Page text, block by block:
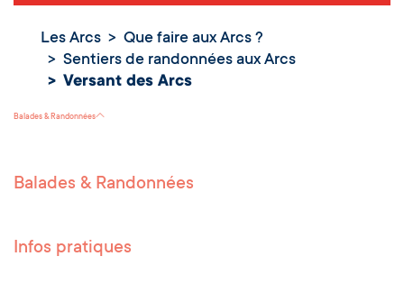
Les Arcs
Que faire aux Arcs ?
Sentiers de randonnées aux Arcs
Versant des Arcs
Versant des
Balades & Randonnées
Balades & Randonnées
Infos pratiques